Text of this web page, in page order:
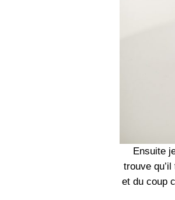
Ensuite
trouve
et du coup